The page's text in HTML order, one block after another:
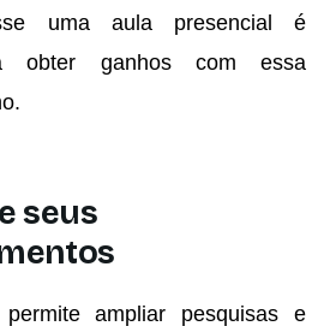
uma aula presencial é
obter ganhos com essa
seus
ampliar pesquisas e